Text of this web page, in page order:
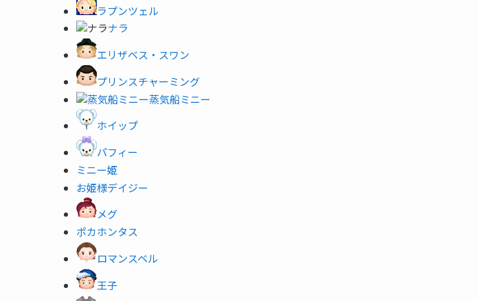
ラプンツェル
ナラ
エリザベス・スワン
プリンスチャーミング
蒸気船ミニー
ホイップ
パフィー
ミニー姫
お姫様デイジー
メグ
ポカホンタス
ロマンスベル
王子